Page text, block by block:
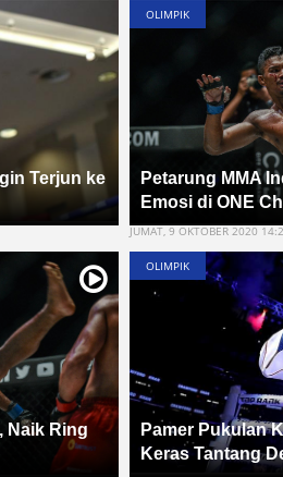
Terjun ke
OLIMPIK
Petarung MMA
Emosi di ONE
JUMAT, 9 OKTOBER 2020
Naik Ring
OLIMPIK
Pamer Pukulan
Keras Tantang